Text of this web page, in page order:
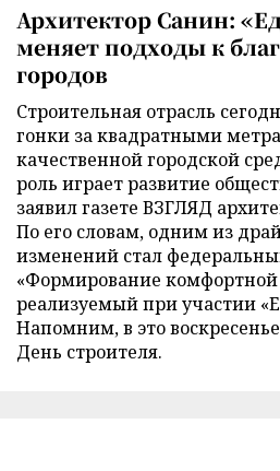
Архитектор Санин:
меняет подходы к
городов
Строительная отрасль
гонки за квадратными
качественной городской
роль играет развитие
заявил газете ВЗГЛЯД
По его словам, одним из
изменений стал
«Формирование комфортной
реализуемый при участии
Напомним, в это
День строителя.